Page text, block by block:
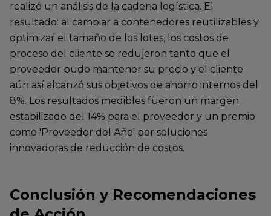
realizó un análisis de la cadena logística. El
resultado: al cambiar a contenedores reutilizables y
optimizar el tamaño de los lotes, los costos de
proceso del cliente se redujeron tanto que el
proveedor pudo mantener su precio y el cliente
aún así alcanzó sus objetivos de ahorro internos del
8%. Los resultados medibles fueron un margen
estabilizado del 14% para el proveedor y un premio
como 'Proveedor del Año' por soluciones
innovadoras de reducción de costos.
Conclusión y Recomendaciones